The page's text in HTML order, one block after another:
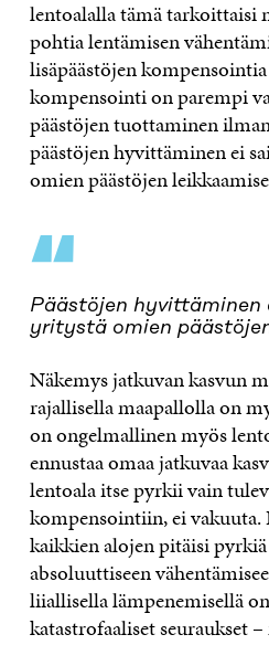
lentoalalla tämä tarkoittaisi
pohtia lentämisen
lisäpäästöjen
kompensointi on parempi
päästöjen tuottaminen
päästöjen hyvittäminen ei
omien päästöjen
“
Päästöjen hyvittäminen
yritystä omien
Näkemys jatkuvan kasvun
rajallisella maapallolla on
on ongelmallinen myös
ennustaa omaa jatkuvaa
lentoala itse pyrkii vain
kompensointiin, ei vakuuta.
kaikkien alojen pitäisi pyrkiä
absoluuttiseen
liiallisella lämpenemisellä
katastrofaaliset seuraukset